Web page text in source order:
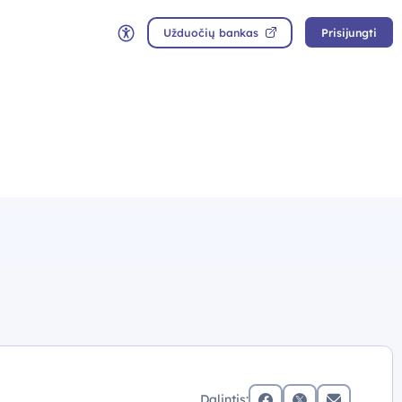
Neįgaliųjų rėžimas
Užduočių bankas Prisijungti